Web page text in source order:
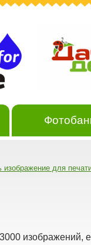
изображение для
изображений,